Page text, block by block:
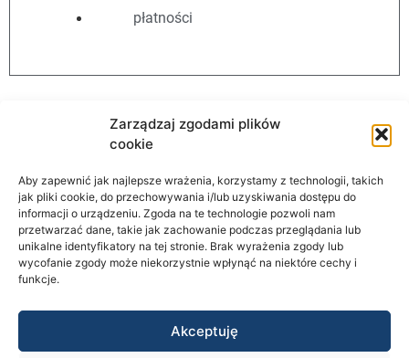
Zarządzaj zgodami plików
cookie
Aby zapewnić jak najlepsze wrażenia, korzystamy z technologii, takich
jak pliki cookie, do przechowywania i/lub uzyskiwania dostępu do
informacji o urządzeniu. Zgoda na te technologie pozwoli nam
przetwarzać dane, takie jak zachowanie podczas przeglądania lub
unikalne identyfikatory na tej stronie. Brak wyrażenia zgody lub
wycofanie zgody może niekorzystnie wpłynąć na niektóre cechy i
funkcje.
Akceptuję
płatności
AutomationStore
Informacje
STRONA GŁÓWNA
O NAS